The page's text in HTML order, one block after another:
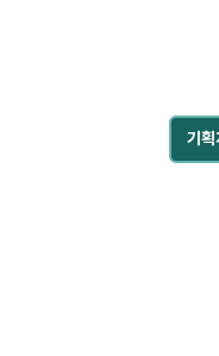
기획